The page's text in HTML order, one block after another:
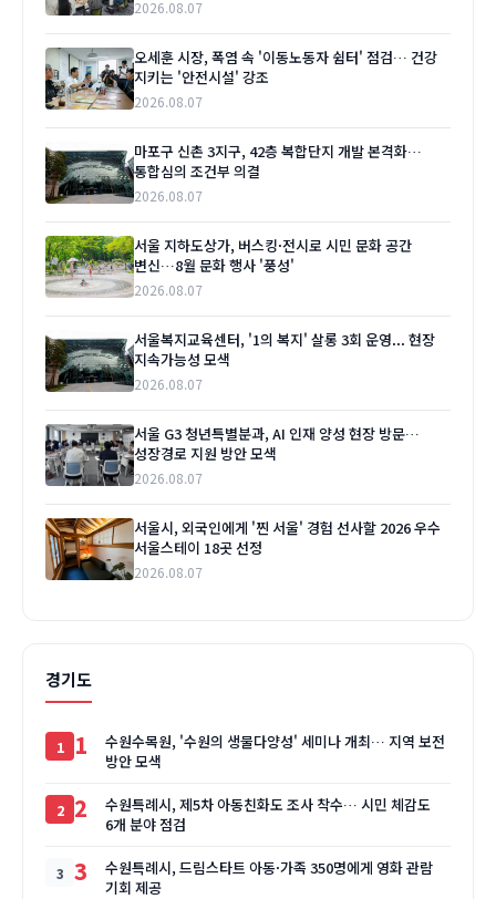
2026.08.07
오세훈 시장, 폭염 속 '이동노동자 쉼터' 점검… 건강
지키는 '안전시설' 강조
2026.08.07
마포구 신촌 3지구, 42층 복합단지 개발 본격화…
통합심의 조건부 의결
2026.08.07
서울 지하도상가, 버스킹·전시로 시민 문화 공간
변신…8월 문화 행사 '풍성'
2026.08.07
서울복지교육센터, '1의 복지' 살롱 3회 운영... 현장
지속가능성 모색
2026.08.07
서울 G3 청년특별분과, AI 인재 양성 현장 방문…
성장경로 지원 방안 모색
2026.08.07
서울시, 외국인에게 '찐 서울' 경험 선사할 2026 우수
서울스테이 18곳 선정
2026.08.07
경기도
1
수원수목원, '수원의 생물다양성' 세미나 개최… 지역 보전
방안 모색
2
수원특례시, 제5차 아동친화도 조사 착수… 시민 체감도
6개 분야 점검
3
수원특례시, 드림스타트 아동·가족 350명에게 영화 관람
기회 제공